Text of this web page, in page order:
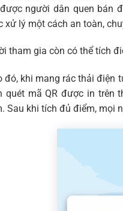
người dân quen bán
xử lý một cách an toàn,
tham gia còn có thể tích
đó, khi mang rác thải điện
quét mã QR được in trên
Sau khi tích đủ điểm, mọi